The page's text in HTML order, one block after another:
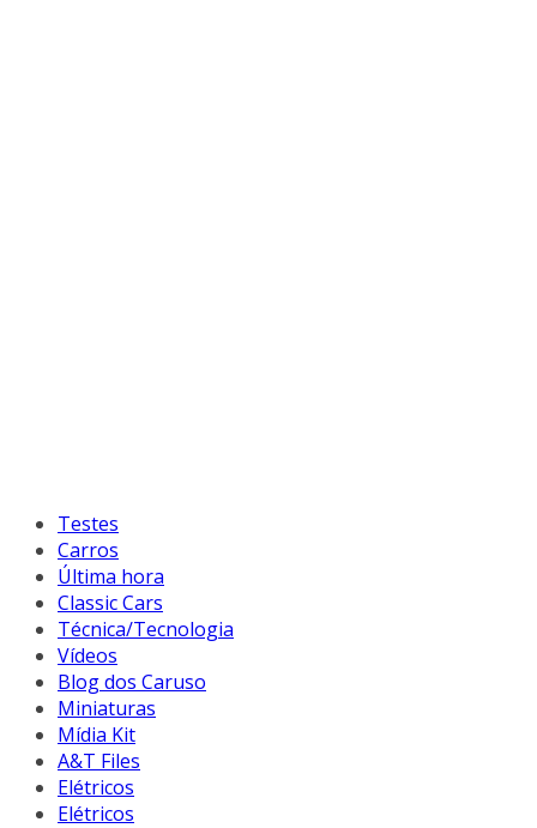
Testes
Carros
Última hora
Classic Cars
Técnica/Tecnologia
Vídeos
Blog dos Caruso
Miniaturas
Mídia Kit
A&T Files
Elétricos
Elétricos